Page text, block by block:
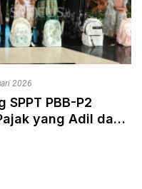
2026
PBB-P2
yang Adil dan